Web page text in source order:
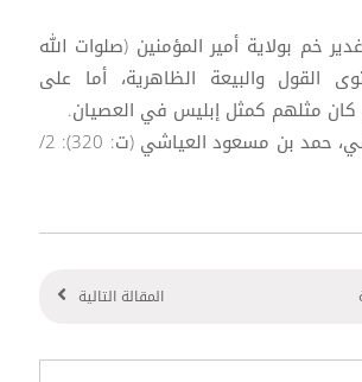
خم بولاية أمير المؤمنين (صلوات الله
القول والبيعة الظاهرية، أما على
مثلهم كمثل إبليس في العصيان.
[4] تفسير العياشي، حمد بن مسعود العياشي (ت: 320): 2/
المقالة التالية